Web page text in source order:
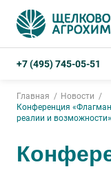
+7 (495) 745-05-51
Главная
Новости
Конференция
реалии и возможности»